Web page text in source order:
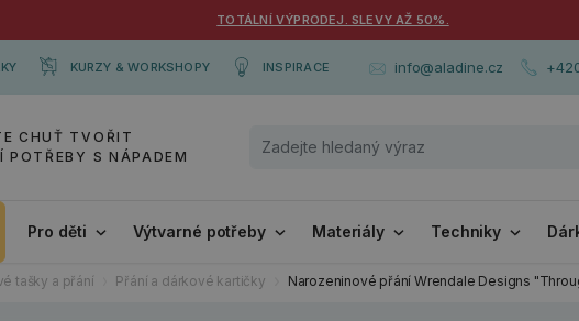
TOTÁLNÍ VÝPRODEJ. SLEVY AŽ 50%.
KURZY & WORKSHOPY INSPIRACE info@aladine.cz
CHUŤ TVOŘIT
POTŘEBY S NÁPADEM
Pro děti Výtvarné potřeby Materiály Techniky
tašky a přání Přání a dárkové kartičky Narozeninové přání Wrendale Designs